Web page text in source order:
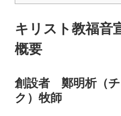
キリスト教福音
概要
創設者 鄭明析（
ク）牧師